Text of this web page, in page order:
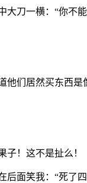
大刀一横：“你不
们居然买东西
！这不是扯么！
面笑我：“死了